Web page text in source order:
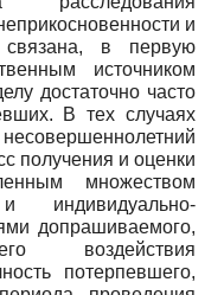
и
связана, в первую
источником
достаточно часто
В тех случаях
получения и оценки
множеством
индивидуально-
допрашиваемого,
воздействия
потерпевшего,